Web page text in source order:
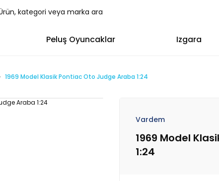
Peluş Oyuncaklar Izgara
1969 Model Klasik Pontiac Oto Judge Araba 1:24
Vardem
1969 Model
1:24